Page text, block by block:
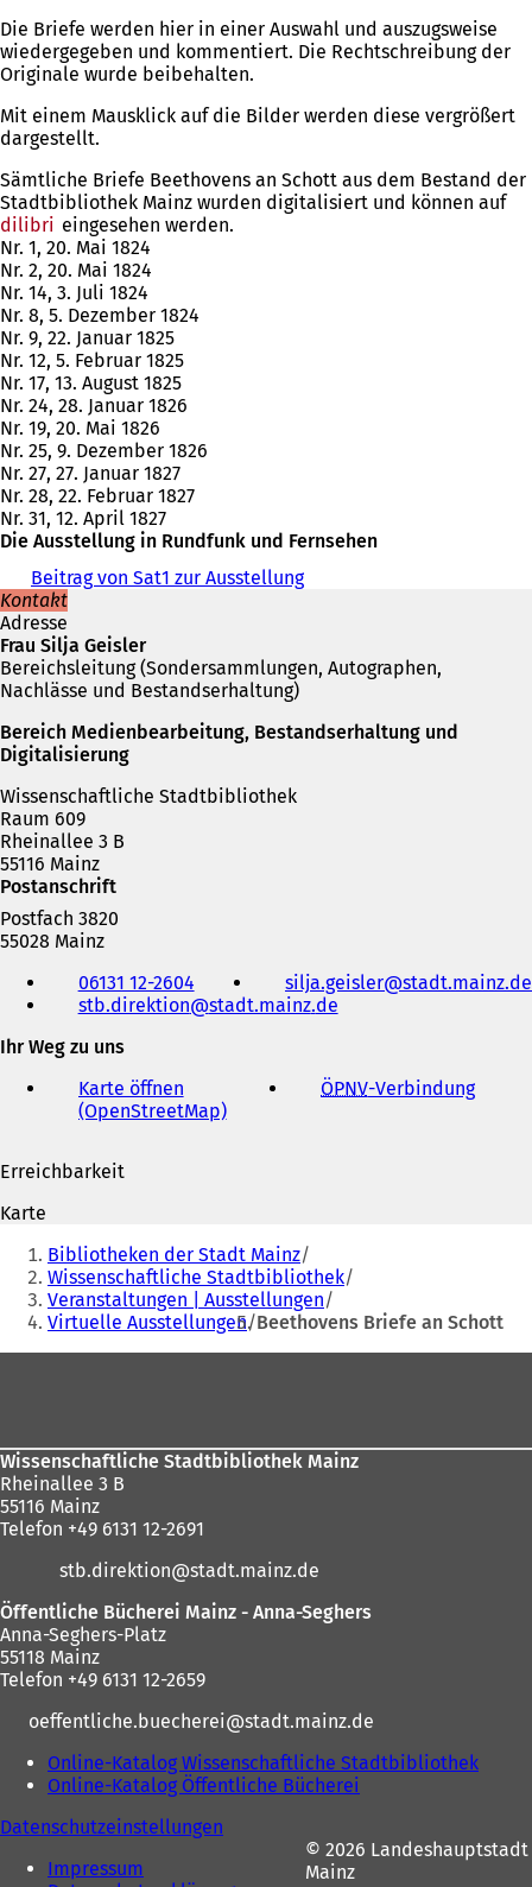
Die Briefe werden hier in einer Auswahl und auszugsweise
wiedergegeben und kommentiert. Die Rechtschreibung der
Originale wurde beibehalten.
Mit einem Mausklick auf die Bilder werden diese vergrößert
dargestellt.
Sämtliche Briefe Beethovens an Schott aus dem Bestand der
Stadtbibliothek Mainz wurden digitalisiert und können auf
dilibri (Öffnet
in
einem
neuen
Tab)
eingesehen werden.
Nr. 1, 20. Mai 1824
Nr. 2, 20. Mai 1824
Nr. 14, 3. Juli 1824
Nr. 8, 5. Dezember 1824
Nr. 9, 22. Januar 1825
Nr. 12, 5. Februar 1825
Nr. 17, 13. August 1825
Nr. 24, 28. Januar 1826
Nr. 19, 20. Mai 1826
Nr. 25, 9. Dezember 1826
Nr. 27, 27. Januar 1827
Nr. 28, 22. Februar 1827
Nr. 31, 12. April 1827
Die Ausstellung in Rundfunk und Fernsehen
Beitrag von Sat1 zur Ausstellung(
n
i
n
T
Kontakt
Adresse
Frau Silja Geisler
Bereichsleitung (Sondersammlungen, Autographen,
Nachlässe und Bestandserhaltung)
Bereich Medienbearbeitung, Bestandserhaltung und
Digitalisierung
Wissenschaftliche Stadtbibliothek
Raum 609
Rheinallee 3 B
55116 Mainz
Postanschrift
Postfach 3820
55028 Mainz
Fax
und
Mail-
06131 12-2604 silja.geisler stadt.mainz de
stb.direktion
stadt.mainz de
Ihr Weg zu uns
Karte öffnen
(OpenStreetMap)(
t
i
n
e
i
n
e
u
a
b
)
ÖPNV-Verbindung(
i
n
e
u
Erreichbarkeit
Karte
Sie
befinden
sich
hier:
Bibliotheken der Stadt Mainz
Wissenschaftliche Stadtbibliothek
Veranstaltungen | Ausstellungen
Virtuelle Ausstellungen Beethovens Briefe an Schott
Wissenschaftliche Stadtbibliothek Mainz
Rheinallee 3 B
55116 Mainz
Telefon +49 6131 12-2691
stb.direktion
stadt.mainz de
Öffentliche Bücherei Mainz - Anna-Seghers
Anna-Seghers-Platz
55118 Mainz
Telefon +49 6131 12-2659
oeffentliche.buecherei
stadt.mainz de
Online-Katalog Wissenschaftliche Stadtbibliothek
n
Online-Katalog Öffentliche Bücherei
f
Datenschutzeinstellungen
Impressum
© 2026 Landeshauptstadt
Mainz